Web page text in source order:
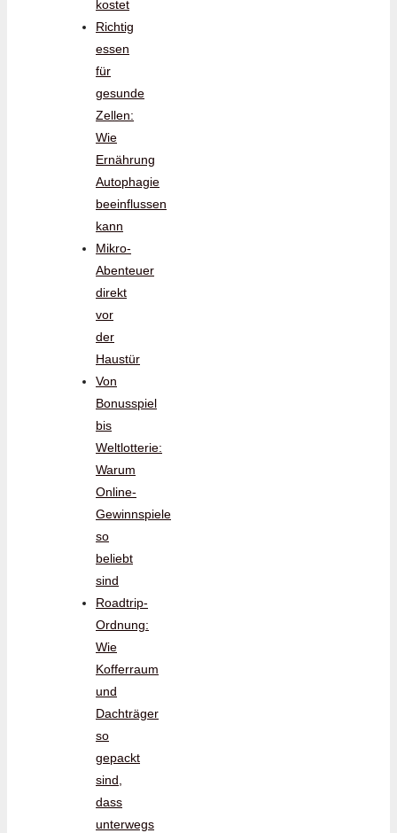
kostet
Richtig
essen
für
gesunde
Zellen:
Wie
Ernährung
Autophagie
beeinflussen
kann
Mikro-
Abenteuer
direkt
vor
der
Haustür
Von
Bonusspiel
bis
Weltlotterie:
Warum
Online-
Gewinnspiele
so
beliebt
sind
Roadtrip-
Ordnung:
Wie
Kofferraum
und
Dachträger
so
gepackt
sind,
dass
unterwegs